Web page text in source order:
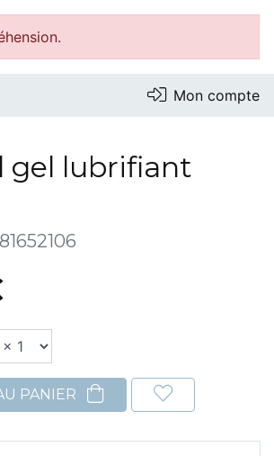
Mon compte
gel lubrifiant
PANIER